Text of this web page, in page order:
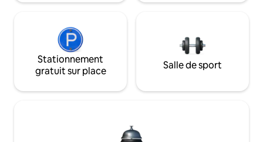
Stationnement
gratuit sur place
Salle de sport